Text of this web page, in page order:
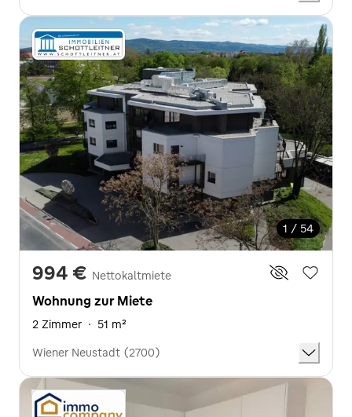
1 / 54
994 € Nettokaltmiete
Wohnung zur Miete
2 Zimmer · 51 m²
Wiener Neustadt (2700)